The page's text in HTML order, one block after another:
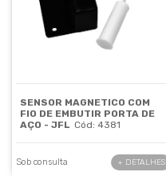
SENSOR MAGNETICO COM
FIO DE EMBUTIR PORTA DE
AÇO - JFL Cód: 4381
Sob consulta + DETALHES